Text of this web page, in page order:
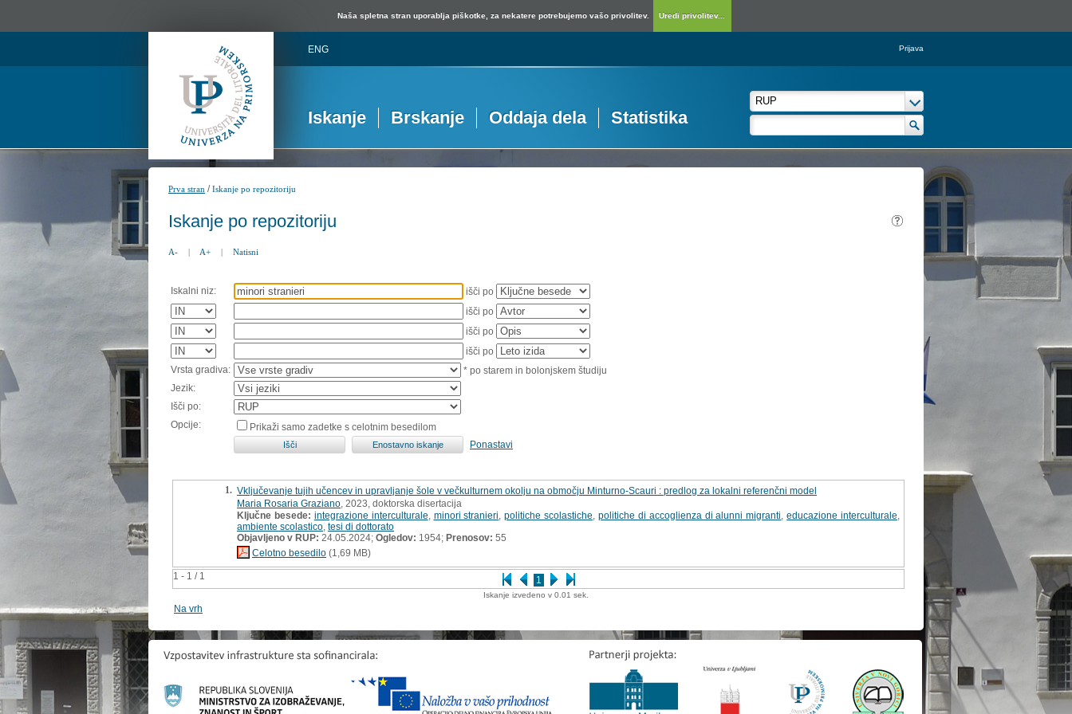
Naša spletna stran uporablja piškotke, za nekatere potrebujemo vašo privolitev. Uredi privolitev...
ENG Prijava
Iskanje Brskanje Oddaja dela Statistika
Prva stran /Iskanje po repozitoriju
Iskanje po repozitoriju
A- | A+ | Natisni
Iskalni niz:
išči po
išči po
išči po
išči po
Vrsta gradiva:
* po starem in bolonjskem študiju
Jezik:
Išči po:
Opcije:
Prikaži samo zadetke s celotnim besedilom
Ponastavi
1 - 1 / 1 1
1. Vključevanje tujih učencev in upravljanje šole v večkulturnem okolju na območju Minturno-Scauri : predlog za lokalni referenčni model
Maria Rosaria Graziano , 2023, doktorska disertacija
Ključne besede: integrazione interculturale minori stranieri ,politiche scolastiche politiche di accoglienza di alunni migranti ,educazione interculturale
ambiente scolastico tesi di dottorato
Objavljeno v RUP: 24.05.2024; Ogledov: 1954; Prenosov: 55
Celotno besedilo (1,69 MB)
Iskanje izvedeno v 0.01 sek.
Na vrh